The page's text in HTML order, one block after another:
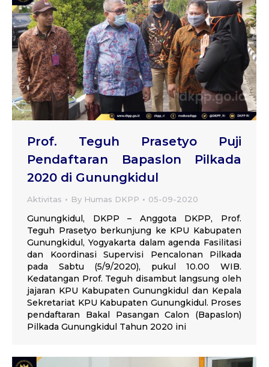
Prof. Teguh Prasetyo Puji
Pendaftaran Bapaslon Pilkada
2020 di Gunungkidul
Aktivitas By Humas DKPP 05-09-2020
Gunungkidul, DKPP – Anggota DKPP, Prof.
Teguh Prasetyo berkunjung ke KPU Kabupaten
Gunungkidul, Yogyakarta dalam agenda Fasilitasi
dan Koordinasi Supervisi Pencalonan Pilkada
pada Sabtu (5/9/2020), pukul 10.00 WIB.
Kedatangan Prof. Teguh disambut langsung oleh
jajaran KPU Kabupaten Gunungkidul dan Kepala
Sekretariat KPU Kabupaten Gunungkidul. Proses
pendaftaran Bakal Pasangan Calon (Bapaslon)
Pilkada Gunungkidul Tahun 2020 ini